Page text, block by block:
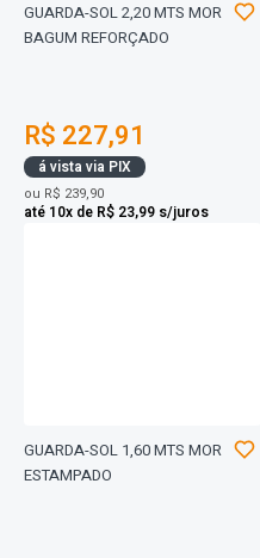
GUARDA-SOL 2,20 MTS MOR
BAGUM REFORÇADO
R$ 227,91
á vista via PIX
ou R$ 239,90
até 10x de R$ 23,99 s/juros
GUARDA-SOL 1,60 MTS MOR
ESTAMPADO